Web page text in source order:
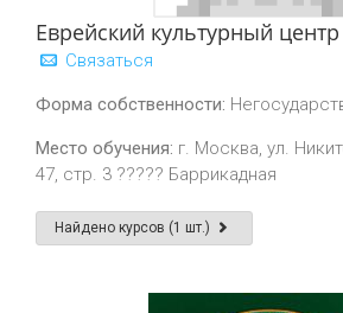
Еврейский культурный
Связаться
Форма собственности:
Место обучения: г. Москва, ул.
47, стр. 3 ????? Баррикадная
Найдено курсов (1 шт.)